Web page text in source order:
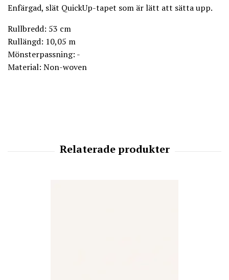
Enfärgad, slät QuickUp-tapet som är lätt att sätta upp.
Rullbredd: 53 cm
Rullängd: 10,05 m
Mönsterpassning: -
Material: Non-woven